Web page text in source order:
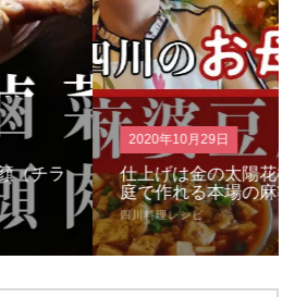
椒！四川のお母さんが教える家
婆豆腐の作り方